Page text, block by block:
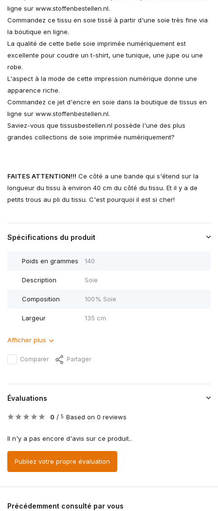
ligne sur www.stoffenbestellen.nl.
Commandez ce tissu en soie tissé à partir d'une soie très fine via
la boutique en ligne.
La qualité de cette belle soie imprimée numériquement est
excellente pour coudre un t-shirt, une tunique, une jupe ou une
robe.
L'aspect à la mode de cette impression numérique donne une
apparence riche.
Commandez ce jet d'encre en soie dans la boutique de tissus en
ligne sur www.stoffenbestellen.nl.
Saviez-vous que tissusbestellen.nl possède l'une des plus
grandes collections de soie imprimée numériquement?
FAITES ATTENTION!!! Ce côté a une bande qui s'étend sur la
longueur du tissu à environ 40 cm du côté du tissu. Et il y a de
petits trous au pli du tissu. C'est pourquoi il est si cher!
Spécifications du produit
Poids en grammes 140
Description Soie
Composition 100% Soie
Largeur 135 cm
Afficher plus
Comparer Partager
Évaluations
0 / 5 Based on 0 reviews
Il n'y a pas encore d'avis sur ce produit..
Publiez votre propre évaluation
Précédemment consulté par vous